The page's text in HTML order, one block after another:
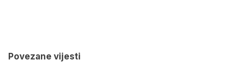
Povezane vijesti